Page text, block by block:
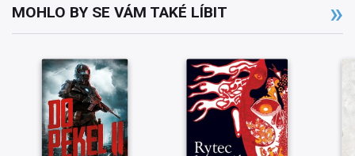
MOHLO BY SE VÁM TAKÉ LÍBIT